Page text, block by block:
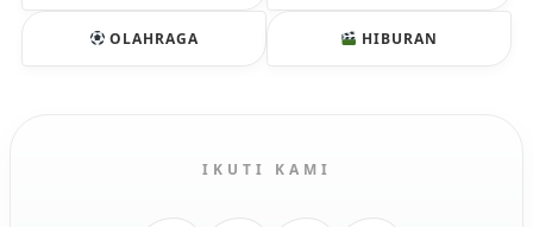
OLAHRAGA HIBURAN
IKUTI KAMI